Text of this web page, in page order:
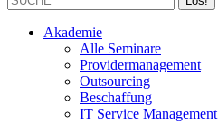
Akademie
Alle Seminare
Providermanagement
Outsourcing
Beschaffung
IT Service Management